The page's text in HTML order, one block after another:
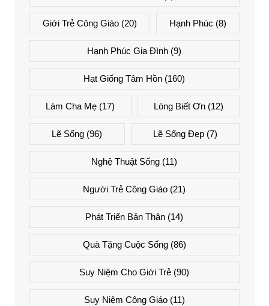
Giới Trẻ Công Giáo(20) Hạnh Phúc (8)
Hạnh Phúc Gia Đình (9)
Hạt Giống Tâm Hồn (160)
Làm Cha Mẹ (17) Lòng Biết Ơn(12)
Lẽ Sống (96) Lẽ Sống Đẹp(7)
Nghệ Thuật Sống (11)
Người Trẻ Công Giáo (21)
Phát Triển Bản Thân (14)
Quà Tặng Cuộc Sống(86)
Suy Niệm Cho Giới Trẻ (90)
Suy Niệm Công Giáo(11)